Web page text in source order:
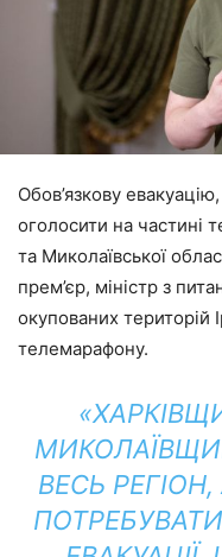
Обов’язкову
оголосити на частині
та Миколаївської
прем’єр, міністр з
окупованих територій
телемарафону.
ВЕСЬ